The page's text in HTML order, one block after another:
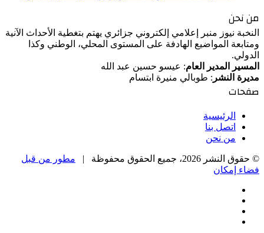
من نحن
النخبة نيوز منبر إعلامي إلكتروني جزائري يهتم بتغطية الأحداث الآنية
ومتابعة المواضيع الهادفة على المستوى المحلي، الوطني وكذا
الدولي.
المسير المدير العام: عيسو حسين عبد الله
مديرة النشر : طوبالي منيرة ابتسام
صفحات
الرئيسية
اتصل بنا
من نحن
© حقوق النشر 2026، جميع الحقوق محفوظة |
مطور من قبل
فضاء إمكان